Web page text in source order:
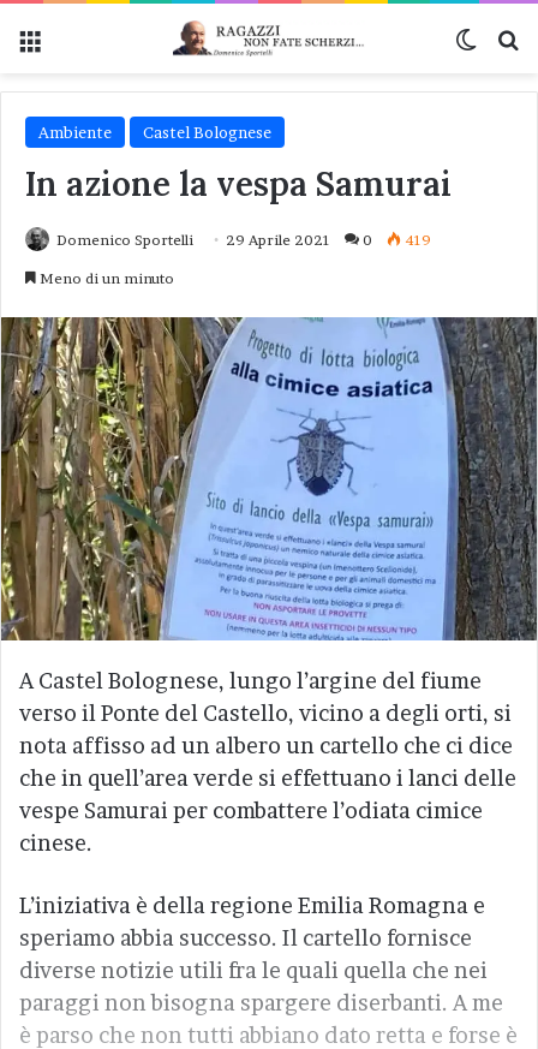
Ambiente Castel Bolognese
In azione la vespa Samurai
Domenico Sportelli 29 Aprile 2021 0 419
Meno di un minuto
A Castel Bolognese, lungo l’argine del fiume
verso il Ponte del Castello, vicino a degli orti, si
nota affisso ad un albero un cartello che ci dice
che in quell’area verde si effettuano i lanci delle
vespe Samurai per combattere l’odiata cimice
cinese.
L’iniziativa è della regione Emilia Romagna e
speriamo abbia successo. Il cartello fornisce
diverse notizie utili fra le quali quella che nei
paraggi non bisogna spargere diserbanti. A me
è parso che non tutti abbiano dato retta e forse è